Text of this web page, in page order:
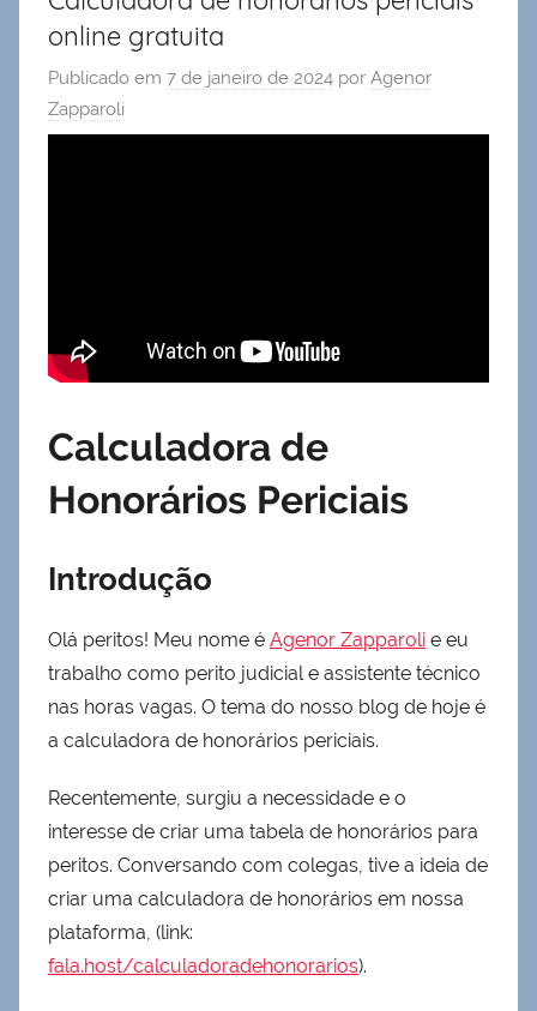
online gratuita
Publicado em 7 de janeiro de 2024 por Agenor
Zapparoli
Calculadora de
Honorários Periciais
Introdução
Olá peritos! Meu nome é Agenor Zapparoli e eu
trabalho como perito judicial e assistente técnico
nas horas vagas. O tema do nosso blog de hoje é
a calculadora de honorários periciais.
Recentemente, surgiu a necessidade e o
interesse de criar uma tabela de honorários para
peritos. Conversando com colegas, tive a ideia de
criar uma calculadora de honorários em nossa
plataforma, (link:
fala.host/calculadoradehonorarios).